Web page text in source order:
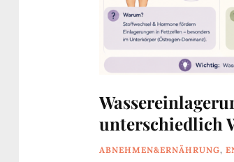
unterschiedlich
ABNEHMEN&ERNÄHRUNG,